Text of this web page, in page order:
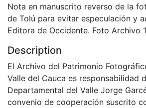
Nota en manuscrito reverso de la
de Tolú para evitar especulación y
Editora de Occidente. Foto Archivo
Description
El Archivo del Patrimonio
Valle del Cauca es responsabilidad
Departamental del Valle Jorge
convenio de cooperación suscrito